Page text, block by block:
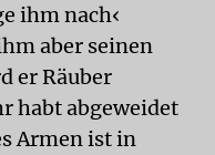
ihm nach‹
aber seinen
er Räuber
habt abgeweidet
Armen ist in